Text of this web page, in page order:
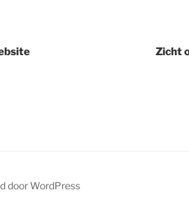
Zicht
door WordPress